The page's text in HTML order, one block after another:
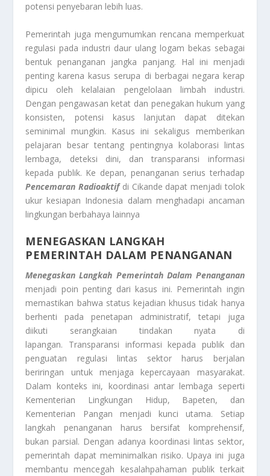
potensi penyebaran lebih luas.
Pemerintah juga mengumumkan rencana memperkuat
regulasi pada industri daur ulang logam bekas sebagai
bentuk penanganan jangka panjang. Hal ini menjadi
penting karena kasus serupa di berbagai negara kerap
dipicu oleh kelalaian pengelolaan limbah industri.
Dengan pengawasan ketat dan penegakan hukum yang
konsisten, potensi kasus lanjutan dapat ditekan
seminimal mungkin. Kasus ini sekaligus memberikan
pelajaran besar tentang pentingnya kolaborasi lintas
lembaga, deteksi dini, dan transparansi informasi
kepada publik. Ke depan, penanganan serius terhadap
Pencemaran Radioaktifdi Cikande dapat menjadi tolok
ukur kesiapan Indonesia dalam menghadapi ancaman
lingkungan berbahaya lainnya
MENEGASKAN LANGKAH
PEMERINTAH DALAM PENANGANAN
Menegaskan Langkah Pemerintah Dalam Penanganan
menjadi poin penting dari kasus ini. Pemerintah ingin
memastikan bahwa status kejadian khusus tidak hanya
berhenti pada penetapan administratif, tetapi juga
diikuti serangkaian tindakan nyata di
lapangan. Transparansi informasi kepada publik dan
penguatan regulasi lintas sektor harus berjalan
beriringan untuk menjaga kepercayaan masyarakat.
Dalam konteks ini, koordinasi antar lembaga seperti
Kementerian Lingkungan Hidup, Bapeten, dan
Kementerian Pangan menjadi kunci utama. Setiap
langkah penanganan harus bersifat komprehensif,
bukan parsial. Dengan adanya koordinasi lintas sektor,
pemerintah dapat meminimalkan risiko. Upaya ini juga
membantu mencegah kesalahpahaman publik terkait